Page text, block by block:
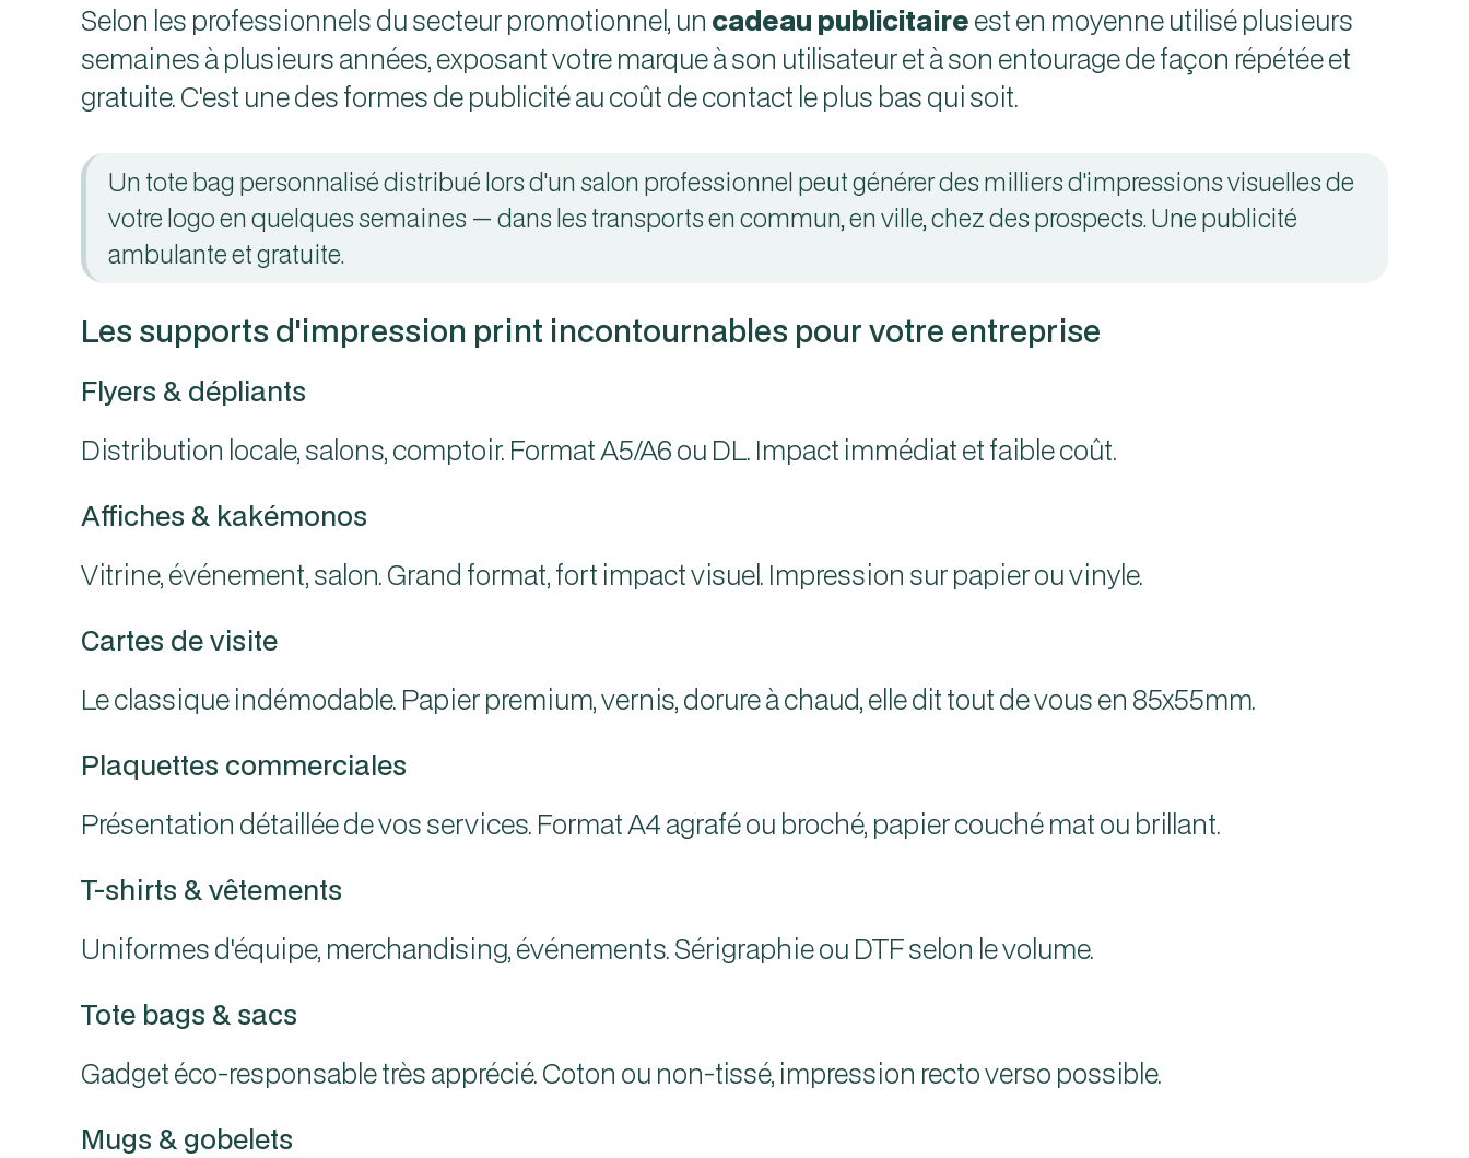
Selon les professionnels du secteur promotionnel, un cadeau publicitaireest en moyenne utilisé plusieurs
semaines à plusieurs années, exposant votre marque à son utilisateur et à son entourage de façon répétée et
gratuite. C'est une des formes de publicité au coût de contact le plus bas qui soit.
Un tote bag personnalisé distribué lors d'un salon professionnel peut générer des milliers d'impressions visuelles de
votre logo en quelques semaines — dans les transports en commun, en ville, chez des prospects. Une publicité
ambulante et gratuite.
Les supports d'impression print incontournables pour votre entreprise
Flyers & dépliants
Distribution locale, salons, comptoir. Format A5/A6 ou DL. Impact immédiat et faible coût.
Affiches & kakémonos
Vitrine, événement, salon. Grand format, fort impact visuel. Impression sur papier ou vinyle.
Cartes de visite
Le classique indémodable. Papier premium, vernis, dorure à chaud, elle dit tout de vous en 85x55mm.
Plaquettes commerciales
Présentation détaillée de vos services. Format A4 agrafé ou broché, papier couché mat ou brillant.
T-shirts & vêtements
Uniformes d'équipe, merchandising, événements. Sérigraphie ou DTF selon le volume.
Tote bags & sacs
Gadget éco-responsable très apprécié. Coton ou non-tissé, impression recto verso possible.
Mugs & gobelets